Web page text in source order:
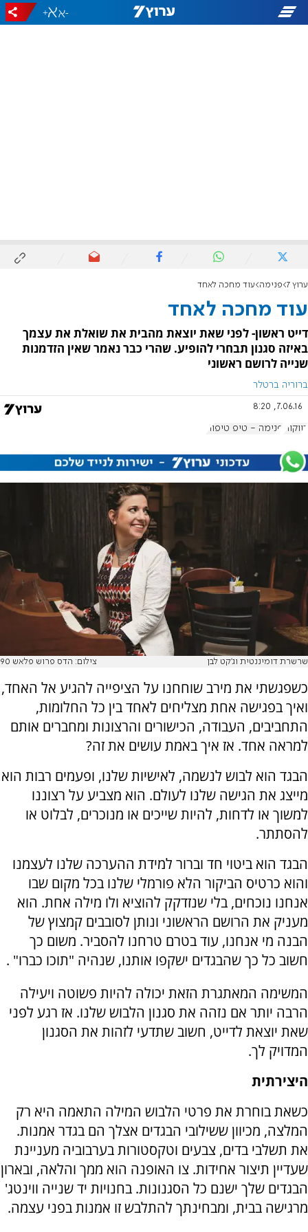
-
+
ערוץ 7 פנימה עוד מחכה לאחד
עוד מחכה לאחד
דייט ראשון- לפני שאת יוצאת מהבית את שואלת את עצמך
באיזה סגנון תבחרי להופיע. שהרי כבר נאמר שאין הזדמנות
שנייה לרושם ראשוני
ברוריה ברטלר
7.06.16, 8:20
רווקות פנימה - טיפ טיפוח
שרשרת דומיננטית וג'קט לבן צילום: הדס פרוש פלאש 90
כשפגשתי את מירב שוחחנו על הציפייה להגיע אל האחד,
ואיך בפגישה אחת מצליחים לאחד בין כל החלומות,
התחביבים, העבודה, הכישורים והרצונות ומחברים אותם
למראה אחד. אז איך באמת עושים את זה?
הבגד הוא לבוש לנשמה, לאישיות שלנו, ופעמים רבות הוא
מייצג את הגישה שלנו לעולם. הוא מצביע על רצוננו
למשוך או לדחות, להיות שייכים או מנוכרים, לבלוט או
להסתתר.
הבגד הוא ביטוי חד וברור למידת ההערכה שלנו לעצמנו
והוא כרטיס הביקור הלא פורמלי שלנו בכל מקום שבו
אנחנו נוכחים, בלי שנזדקק להוציא ולו מילה אחת. הוא
מעניק את הרושם הראשוני ונותן לסובבים קמצוץ של
הבנה מי אנחנו, עוד בטרם טרחנו להסביר. משום כך
חשוב כל כך שהבגדים ישקפו אותנו, שנהיה "תוכו כברו" .
המשימה המאתגרת הזאת יכולה להיות פשוטה ויעילה
הרבה יותר אם נזהה את סגנון הלבוש שלנו. אז רגע לפני
שאת יוצאת לדייט, חשוב שתדעי לזהות את הסגנון
המדויק לך.
היצירתית
כשאת בוחרת את פרטי הלבוש המילה התאמה היא רק
המלצה, מכיוון ששילובי הבגדים אצלך הם בגדר אמנות.
את תשלבי בדים, צבעים וטקסטורות בערבוביה מעניינת
שעדיין תיצור אחידות. צו האופנה הוא ממך והלאה, ובארון
הבגדים שלך ישנם כל הסגנונות. בחנויות יד שנייה ווינטג'
מרגישה בבית, ומבחינתך להתלבש זו אמנות בפני עצמה.